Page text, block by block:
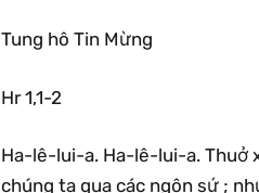
Tung hô Tin Mừng
Hr 1,1-2
Ha-lê-lui-a. Ha-lê-lui-a. Thuở
chúng ta qua các ngôn sứ ;